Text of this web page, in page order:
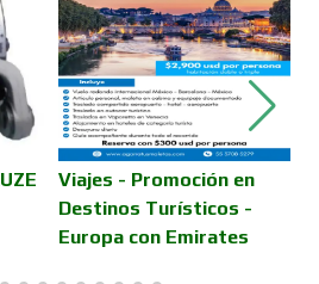
Fletes
Aluminio
Viajes - Promoción en
Destinos Turísticos -
Europa con Emirates